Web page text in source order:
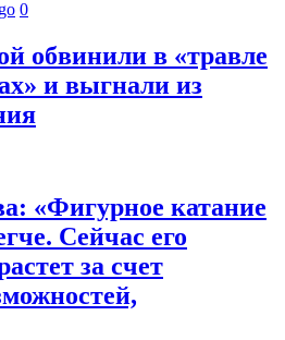
0
обвинили в «травле
и выгнали из
«Фигурное катание
Сейчас его
за счет